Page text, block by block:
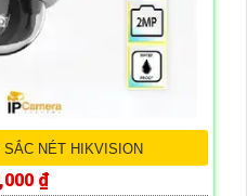
SẮC NÉT HIKVISION
₫